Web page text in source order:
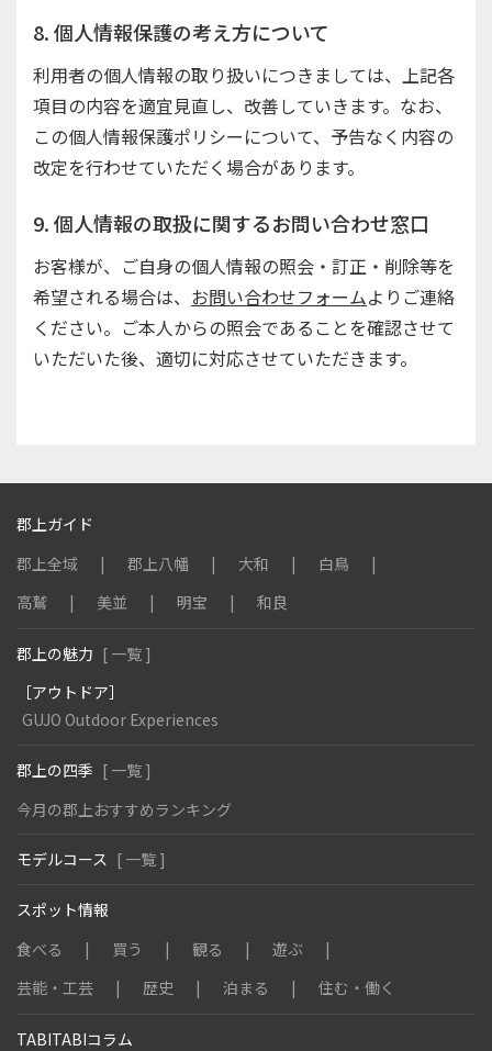
8. 個人情報保護の考え方について
利用者の個人情報の取り扱いにつきましては、上記各
項目の内容を適宜見直し、改善していきます。なお、
この個人情報保護ポリシーについて、予告なく内容の
改定を行わせていただく場合があります。
9. 個人情報の取扱に関するお問い合わせ窓口
お客様が、ご自身の個人情報の照会・訂正・削除等を
希望される場合は、 お問い合わせフォームよりご連絡
ください。ご本人からの照会であることを確認させて
いただいた後、適切に対応させていただきます。
郡上ガイド
郡上全域
郡上八幡 大和
白鳥
高鷲
美並 明宝 和良
郡上の魅力 [ 一覧 ]
［アウトドア］
GUJO Outdoor Experiences
郡上の四季 [ 一覧 ]
今月の郡上おすすめランキング
モデルコース [ 一覧 ]
スポット情報
食べる
買う 観る
遊ぶ
芸能・工芸
歴史 泊まる 住む・働く
TABITABIコラム